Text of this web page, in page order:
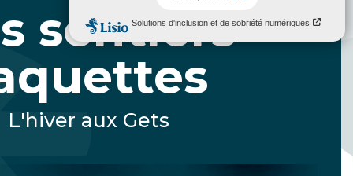
sentiers
L'hiver aux Gets
La Combe
variante
Le Tour du
Lac de la